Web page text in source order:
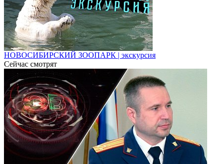
НОВОСИБИРСКИЙ ЗООПАРК | экскурсия
Сейчас смотрят